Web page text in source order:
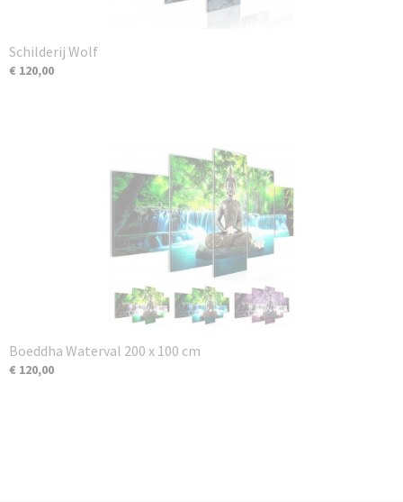
Schilderij Wolf
€ 120,00
Boeddha Waterval 200 x 100 cm
€ 120,00